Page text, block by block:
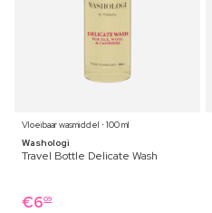
Vloeibaar wasmiddel ⋅ 100 ml
Washologi
Travel Bottle Delicate Wash
€609